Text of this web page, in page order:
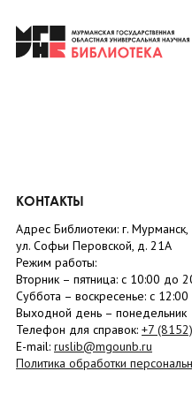
КОНТАКТЫ
Адрес Библиотеки: г. Мурманск,
ул. Софьи Перовской, д. 21А
Режим работы:
Вторник – пятница: с 10:00 до
Суббота – воскресенье: c
Выходной день – понедельник
Телефон для справок: +7 (8152)
E-mail: ruslib@mgounb.ru
Политика обработки